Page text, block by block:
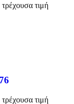
τιμή
τιμή